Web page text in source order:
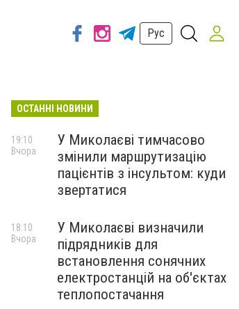
Рус
ОСТАННІ НОВИНИ
У Миколаєві тимчасово
змінили маршрутизацію
пацієнтів з інсультом: куди
звертатися
19:10
Вчора
У Миколаєві визначили
підрядників для
встановлення сонячних
електростанцій на об'єктах
теплопостачання
18:10
Вчора